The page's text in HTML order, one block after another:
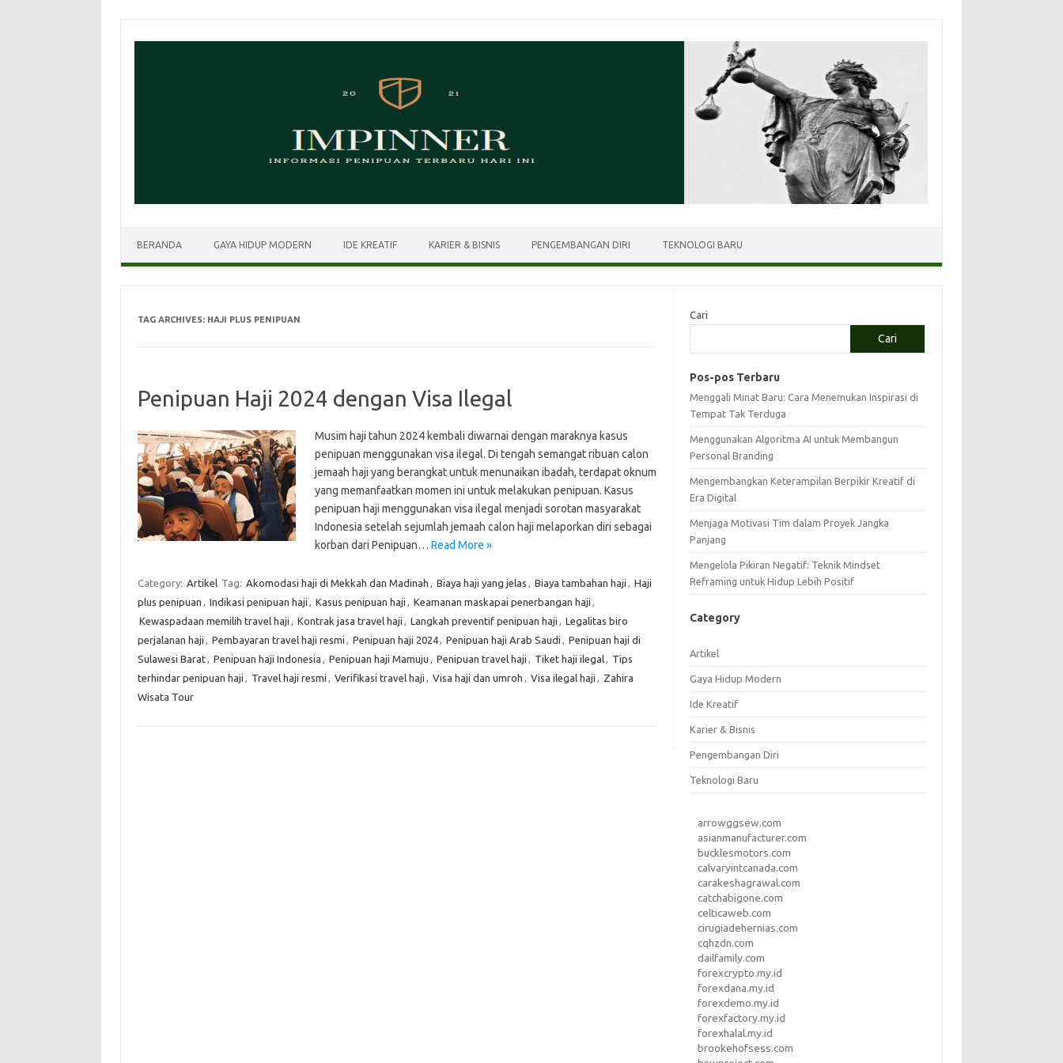
BERANDA GAYA HIDUP MODERN IDE KREATIF KARIER & BISNIS PENGEMBANGAN DIRI TEKNOLOGI BARU
TAG ARCHIVES: HAJI PLUS PENIPUAN
Penipuan Haji 2024 dengan Visa Ilegal
Musim haji tahun 2024 kembali diwarnai dengan maraknya kasus
penipuan menggunakan visa ilegal. Di tengah semangat ribuan calon
jemaah haji yang berangkat untuk menunaikan ibadah, terdapat oknum
yang memanfaatkan momen ini untuk melakukan penipuan. Kasus
penipuan haji menggunakan visa ilegal menjadi sorotan masyarakat
Indonesia setelah sejumlah jemaah calon haji melaporkan diri sebagai
korban dari Penipuan… Read More »
Category: Artikel Tag: Akomodasi haji di Mekkah dan Madinah Biaya haji yang jelas Biaya tambahan haji
Haji
plus penipuan
Indikasi penipuan haji Kasus penipuan haji Keamanan maskapai penerbangan haji
Kewaspadaan memilih travel haji
Kontrak jasa travel haji Langkah preventif penipuan haji
Legalitas biro
perjalanan haji
Pembayaran travel haji resmi Penipuan haji 2024 Penipuan haji Arab Saudi
Penipuan haji di
Sulawesi Barat
Penipuan haji Indonesia Penipuan haji Mamuju Penipuan travel haji Tiket haji ilegal
Tips
terhindar penipuan haji
Travel haji resmi Verifikasi travel haji Visa haji dan umroh Visa ilegal haji
Zahira
Wisata Tour
Cari
Cari
Pos-pos Terbaru
Menggali Minat Baru: Cara Menemukan Inspirasi di
Tempat Tak Terduga
Menggunakan Algoritma AI untuk Membangun
Personal Branding
Mengembangkan Keterampilan Berpikir Kreatif di
Era Digital
Menjaga Motivasi Tim dalam Proyek Jangka
Panjang
Mengelola Pikiran Negatif: Teknik Mindset
Reframing untuk Hidup Lebih Positif
Category
Artikel
Gaya Hidup Modern
Ide Kreatif
Karier & Bisnis
Pengembangan Diri
Teknologi Baru
arrowggsew.com
asianmanufacturer.com
bucklesmotors.com
calvaryintcanada.com
carakeshagrawal.com
catchabigone.com
celticaweb.com
cirugiadehernias.com
cqhzdn.com
dailfamily.com
forexcrypto.my.id
forexdana.my.id
forexdemo.my.id
forexfactory.my.id
forexhalal.my.id
brookehofsess.com